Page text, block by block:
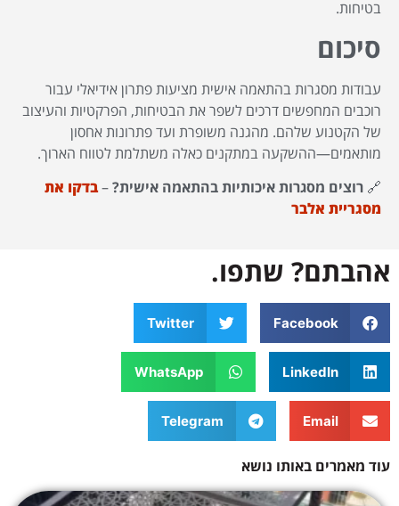
בטיחות.
סיכום
עבודות מסגרות בהתאמה אישית מציעות פתרון אידיאלי עבור
רוכבים המחפשים דרכים לשפר את הבטיחות, הפרקטיות והעיצוב
של הקטנוע שלהם. מהגנה משופרת ועד פתרונות אחסון
מותאמים—ההשקעה במתקנים כאלה משתלמת לטווח הארוך.
🔗 רוצים מסגרות איכותיות בהתאמה אישית?–בדקו את
מסגריית אלבר
אהבתם? שתפו.
Facebook
Twitter
LinkedIn
WhatsApp
Email
Telegram
עוד מאמרים באותו נושא